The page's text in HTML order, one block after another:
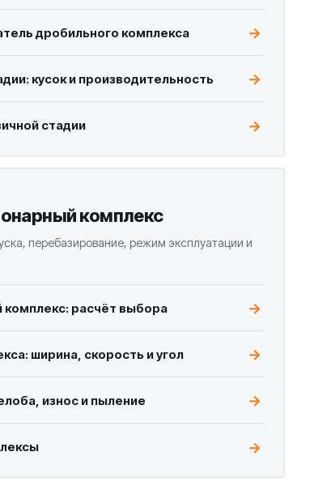
дробильного комплекса
кусок и производительность
стадии
комплекс
перебазирование, режим эксплуатации и
расчёт выбора
ширина, скорость и угол
износ и пыление